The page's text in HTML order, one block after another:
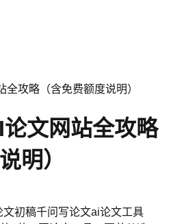
攻略（含免费额度说明）
文网站全攻略
明）
文初稿千问写论文ai论文工具